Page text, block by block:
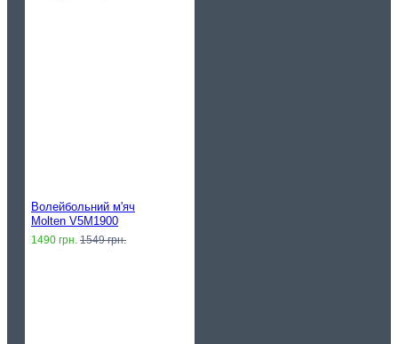
Волейбольний м'яч
Molten V5M1900
1490 грн. 1549 грн.